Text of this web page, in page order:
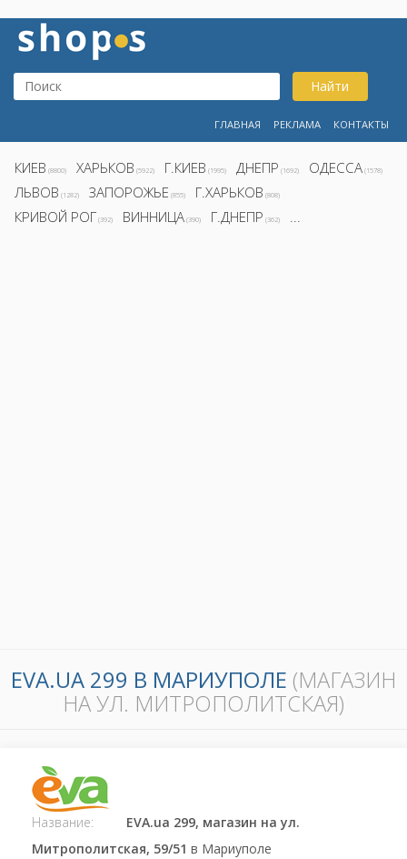
Найти
ГЛАВНАЯ РЕКЛАМА КОНТАКТЫ
КИЕВ (8800) ХАРЬКОВ (5922) Г.КИЕВ (1995) ДНЕПР (1692) ОДЕССА (1578)
ЛЬВОВ (1282) ЗАПОРОЖЬЕ (855) Г.ХАРЬКОВ (808)
КРИВОЙ РОГ (392) ВИННИЦА (390) Г.ДНЕПР (362) ...
EVA.UA 299 В МАРИУПОЛЕ (МАГАЗИН
НА УЛ. МИТРОПОЛИТСКАЯ)
Название:
EVA.ua 299, магазин на ул.
Митрополитская, 59/51 в Мариуполе